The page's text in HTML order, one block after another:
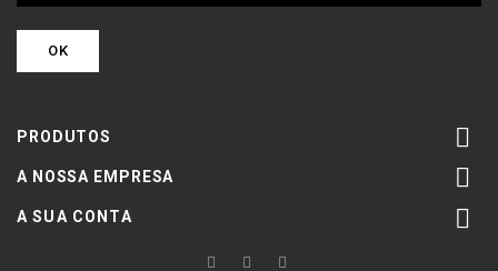
PRODUTOS 
A NOSSA EMPRESA 
A SUA CONTA 